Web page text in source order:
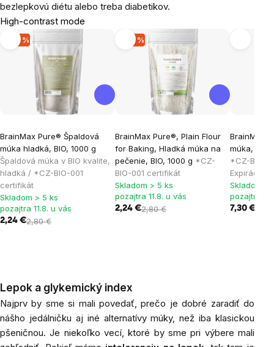
bezlepkovú diétu alebo treba diabetikov.
High-contrast mode
-20 %
BrainMax Pure® Špaldová
múka hladká, BIO, 1000 g
Špaldová múka v BIO kvalite,
hladká / *CZ-BIO-001
certifikát
Skladom > 5 ks
pozajtra 11.8. u vás
2,24 €2,80 €
-20 %
BrainMax Pure®, Plain Flour
for Baking, Hladká múka na
pečenie, BIO, 1000 g *CZ-
BIO-001 certifikát
Skladom > 5 ks
pozajtra 11.8. u vás
2,24 €2,80 €
BrainMax
múka,
*CZ-BIO-
Expirácia
Skladom >
pozajtra
7,30 €
Lepok a glykemický index
Najprv by sme si mali povedať, prečo je dobré zaradiť do
nášho jedálničku aj iné alternatívy múky, než iba klasickou
pšeničnou. Je niekoľko vecí, ktoré by sme pri výbere mali